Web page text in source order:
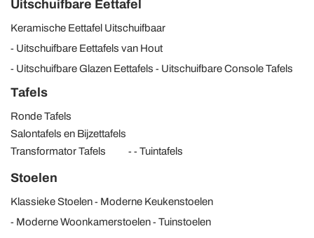
Uitschuifbare Eettafel
Keramische Eettafel Uitschuifbaar
Uitschuifbare Eettafels van Hout
Uitschuifbare Glazen Eettafels
Uitschuifbare Console Tafels
Tafels
Ronde Tafels
Salontafels en Bijzettafels
Transformator Tafels
Tuintafels
Stoelen
Klassieke Stoelen
Moderne Keukenstoelen
Moderne Woonkamerstoelen
Tuinstoelen